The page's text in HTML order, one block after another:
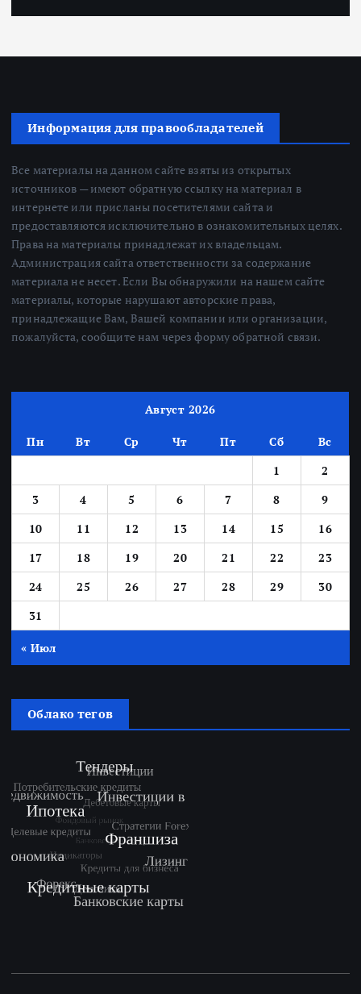
Информация для правообладателей
Все материалы на данном сайте взяты из открытых
источников — имеют обратную ссылку на материал в
интернете или присланы посетителями сайта и
предоставляются исключительно в ознакомительных целях.
Права на материалы принадлежат их владельцам.
Администрация сайта ответственности за содержание
материала не несет. Если Вы обнаружили на нашем сайте
материалы, которые нарушают авторские права,
принадлежащие Вам, Вашей компании или организации,
пожалуйста, сообщите нам через форму обратной связи.
Август 2026
Пн Вт Ср Чт Пт Сб
Вс
1
2
3
4 5 6 7 8
9
10
11 12 13 14 15
16
17
18 19 20 21 22
23
24
25 26 27 28 29
30
31
« Июл
Облако тегов